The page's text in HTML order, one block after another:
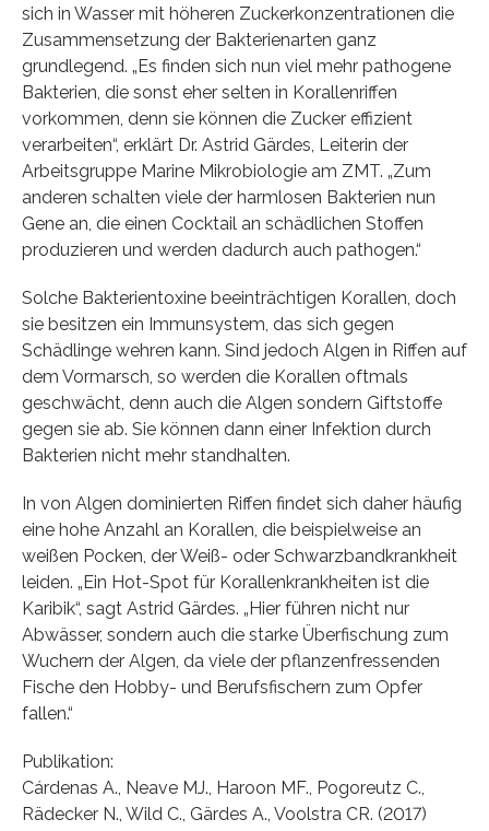
sich in Wasser mit höheren Zuckerkonzentrationen die
Zusammensetzung der Bakterienarten ganz
grundlegend. „Es finden sich nun viel mehr pathogene
Bakterien, die sonst eher selten in Korallenriffen
vorkommen, denn sie können die Zucker effizient
verarbeiten“, erklärt Dr. Astrid Gärdes, Leiterin der
Arbeitsgruppe Marine Mikrobiologie am ZMT. „Zum
anderen schalten viele der harmlosen Bakterien nun
Gene an, die einen Cocktail an schädlichen Stoffen
produzieren und werden dadurch auch pathogen.“
Solche Bakterientoxine beeinträchtigen Korallen, doch
sie besitzen ein Immunsystem, das sich gegen
Schädlinge wehren kann. Sind jedoch Algen in Riffen auf
dem Vormarsch, so werden die Korallen oftmals
geschwächt, denn auch die Algen sondern Giftstoffe
gegen sie ab. Sie können dann einer Infektion durch
Bakterien nicht mehr standhalten.
In von Algen dominierten Riffen findet sich daher häufig
eine hohe Anzahl an Korallen, die beispielweise an
weißen Pocken, der Weiß- oder Schwarzbandkrankheit
leiden. „Ein Hot-Spot für Korallenkrankheiten ist die
Karibik“, sagt Astrid Gärdes. „Hier führen nicht nur
Abwässer, sondern auch die starke Überfischung zum
Wuchern der Algen, da viele der pflanzenfressenden
Fische den Hobby- und Berufsfischern zum Opfer
fallen.“
Publikation:
Cárdenas A., Neave MJ., Haroon MF., Pogoreutz C.,
Rädecker N., Wild C., Gärdes A., Voolstra CR. (2017)